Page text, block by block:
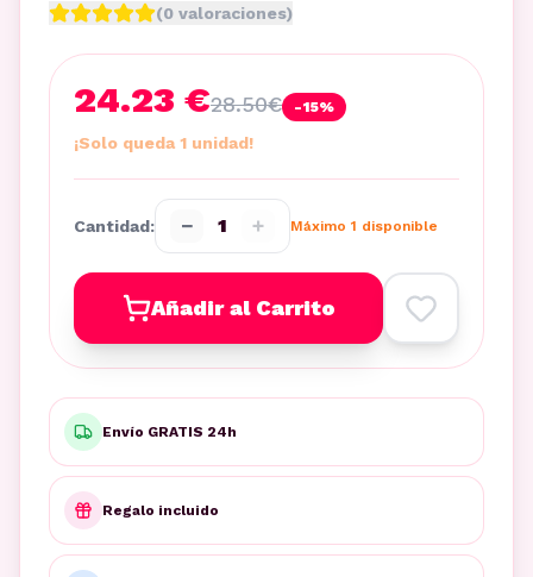
(0 valoraciones)
24.23 €28.50€ -15%
¡Solo queda 1 unidad!
Cantidad: − 1 + Máximo 1 disponible
Añadir al Carrito
Envío GRATIS 24h
Regalo incluido